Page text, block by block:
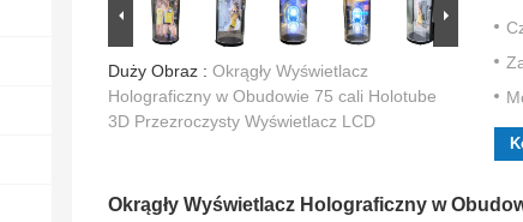
Duży Obraz : Okrągły Wyświetlacz
Holograficzny w Obudowie 75 cali Holotube
3D Przezroczysty Wyświetlacz LCD
Okrągły Wyświetlacz Holograficzny w